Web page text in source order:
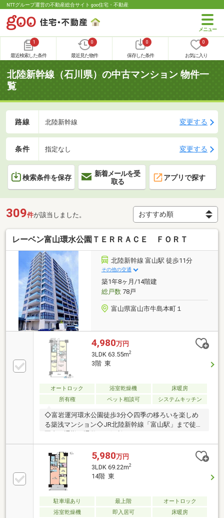
NTTグループ運営の不動産総合サイト goo住宅・不動産
1
最近検索した条件
0
最近見た物件
0
保存した条件
0
お気に入り
北陸新幹線（石川県）の中古マンション 物件一
覧
路線 北陸新幹線 変更する
条件 指定なし 変更する
検索条件を保存
新着メールを受
取る
アプリで探す
309件が該当しました。
レーベン富山環水公園ＴＥＲＲＡＣＥ ＦＯＲＴ
北陸新幹線 富山駅 徒歩11分
その他の交通
築1年8ヶ月/14階建
総戸数78戸
富山県富山市牛島本町１
4,980万円
3LDK 63.55m2
3階 東
オートロック 浴室乾燥機
床暖房
所有権
ペット相談可 システムキッチン
◇富岩運河環水公園徒歩3分◇四季の移ろいを楽しめ
る築浅マンション◇JR北陸新幹線「富山駅」まで徒歩
5,980万円
3LDK 69.22m2
14階 東
駐車場あり 最上階
オートロック
浴室乾燥機
即入居可 床暖房